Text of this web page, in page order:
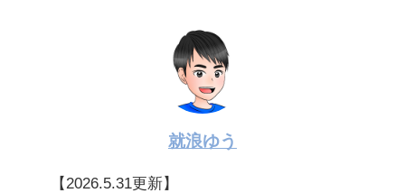
就浪ゆう
【2026.5.31更新】